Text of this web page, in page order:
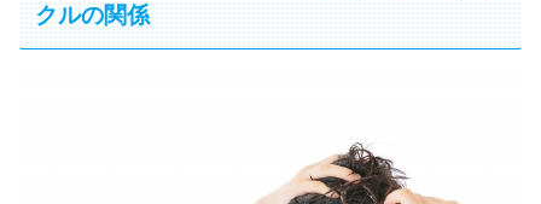
クルの関係